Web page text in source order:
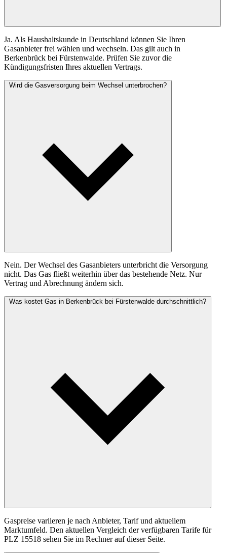
Ja. Als Haushaltskunde in Deutschland können Sie Ihren
Gasanbieter frei wählen und wechseln. Das gilt auch in
Berkenbrück bei Fürstenwalde. Prüfen Sie zuvor die
Kündigungsfristen Ihres aktuellen Vertrags.
Wird die Gasversorgung beim Wechsel unterbrochen?
Nein. Der Wechsel des Gasanbieters unterbricht die Versorgung
nicht. Das Gas fließt weiterhin über das bestehende Netz. Nur
Vertrag und Abrechnung ändern sich.
Was kostet Gas in Berkenbrück bei Fürstenwalde durchschnittlich?
Gaspreise variieren je nach Anbieter, Tarif und aktuellem
Marktumfeld. Den aktuellen Vergleich der verfügbaren Tarife für
PLZ 15518 sehen Sie im Rechner auf dieser Seite.